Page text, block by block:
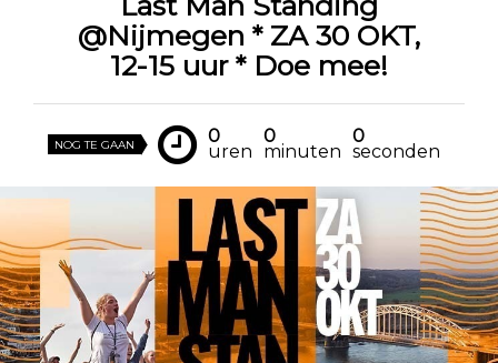
@Nijmegen * ZA 30 OKT,
12-15 uur * Doe mee!
NOG TE GAAN 0
uren
0
minuten
0
seconden